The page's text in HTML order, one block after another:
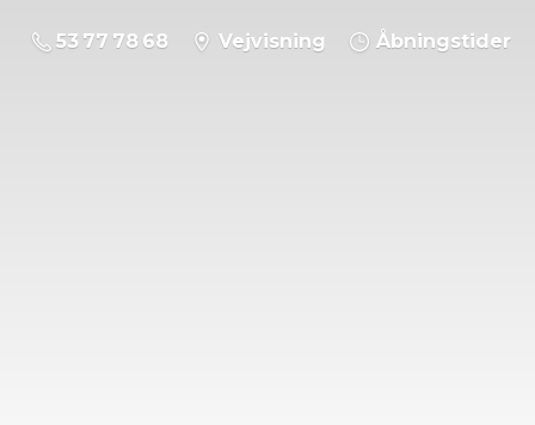
53 77 78 68 Vejvisning Åbningstider